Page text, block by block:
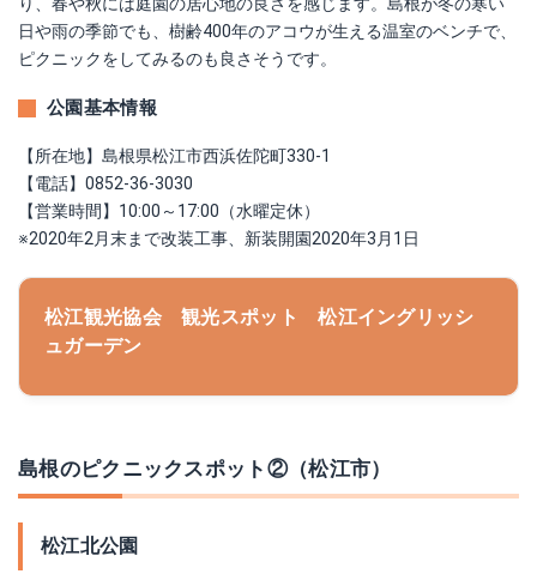
り、春や秋には庭園の居心地の良さを感じます。島根が冬の寒い
日や雨の季節でも、樹齢400年のアコウが生える温室のベンチで、
ピクニックをしてみるのも良さそうです。
公園基本情報
【所在地】島根県松江市西浜佐陀町330‐1
【電話】0852-36-3030
【営業時間】10:00～17:00（水曜定休）
※2020年2月末まで改装工事、新装開園2020年3月1日
松江観光協会 観光スポット 松江イングリッシ
ュガーデン
島根のピクニックスポット②（松江市）
松江北公園